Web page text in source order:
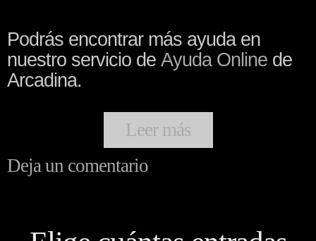
Podrás encontrar más ayuda en
nuestro servicio de Ayuda Online de
Arcadina.
Leer más
Deja un comentario